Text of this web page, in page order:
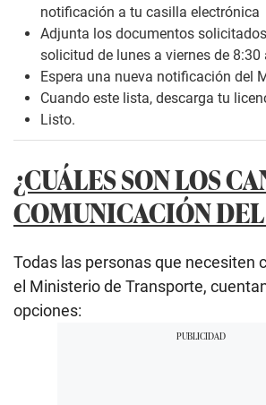
notificación a tu casilla electrónica
Adjunta los documentos
solicitud de lunes a viernes de 8:30
Espera una nueva notificación del
Cuando este lista, descarga tu
Listo.
¿CUÁLES SON LOS
COMUNICACIÓN
Todas las personas que necesiten
el Ministerio de Transporte,
opciones: